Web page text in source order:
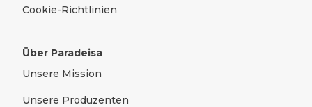
Echt und naturbelassen eben.
Peter Jelinek
Siebenhandl, Produktfotos: Matthias Pokorny
Cookie-Richtlinien
Über Paradeisa
Unsere Mission
Unsere Produzenten